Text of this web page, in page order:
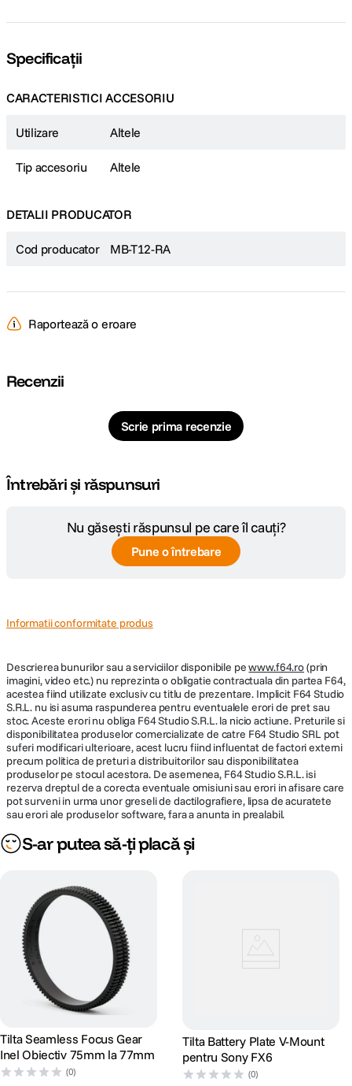
Specificații
CARACTERISTICI ACCESORIU
Utilizare Altele
Tip accesoriu Altele
DETALII PRODUCATOR
Cod producator MB-T12-RA
Raportează o eroare
Recenzii
Scrie prima recenzie
Întrebări și răspunsuri
Nu găsești răspunsul pe care îl cauți?
Pune o întrebare
Informatii conformitate produs
Descrierea bunurilor sau a serviciilor disponibile pewww.f64.ro(prin
imagini, video etc.) nu reprezinta o obligatie contractuala din partea F64,
acestea fiind utilizate exclusiv cu titlu de prezentare. Implicit F64 Studio
S.R.L. nu isi asuma raspunderea pentru eventualele erori de pret sau
stoc. Aceste erori nu obliga F64 Studio S.R.L. la nicio actiune. Preturile si
disponibilitatea produselor comercializate de catre F64 Studio SRL pot
suferi modificari ulterioare, acest lucru fiind influentat de factori externi
precum politica de preturi a distribuitorilor sau disponibilitatea
produselor pe stocul acestora. De asemenea, F64 Studio S.R.L. isi
rezerva dreptul de a corecta eventuale omisiuni sau erori in afisare care
pot surveni in urma unor greseli de dactilografiere, lipsa de acuratete
sau erori ale produselor software, fara a anunta in prealabil.
S-ar putea să-ți placă și
Tilta Seamless Focus Gear
Inel Obiectiv 75mm la 77mm
(0)
Tilta Battery Plate V-Mount
pentru Sony FX6
(0)